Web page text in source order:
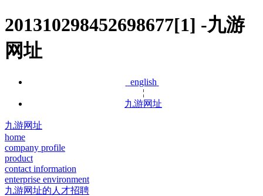
201310298452698677[1] -九游
网址
english
¦
九游网址
九游网址
home
company profile
product
contact information
enterprise environment
九游网址的人才招聘